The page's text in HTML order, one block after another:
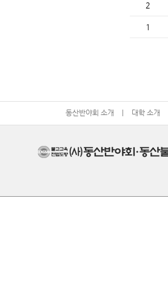
2
1
동산반야회 소개 | 대학 소개